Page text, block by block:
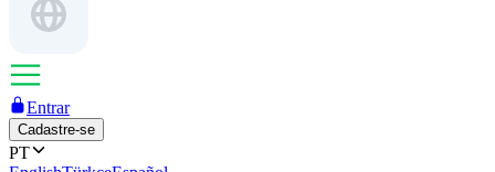
Entrar
Cadastre-se
PT